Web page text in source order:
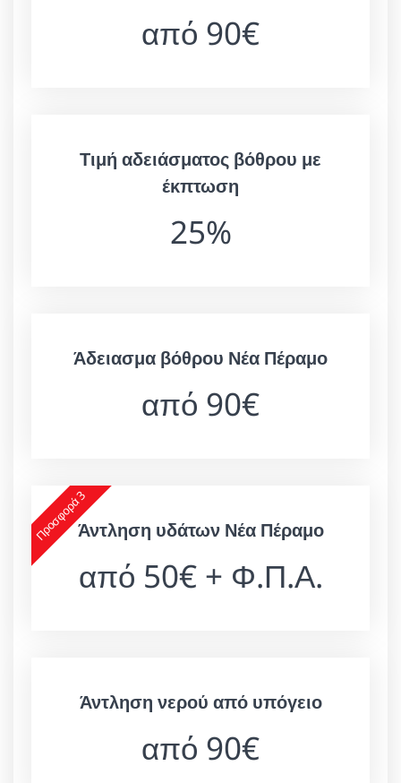
από 90€
Τιμή αδειάσματος βόθρου με
έκπτωση
25%
Άδειασμα βόθρου Νέα Πέραμο
από 90€
Προσφορά 3Άντληση υδάτων Νέα Πέραμο
από 50€ + Φ.Π.Α.
Άντληση νερού από υπόγειο
από 90€